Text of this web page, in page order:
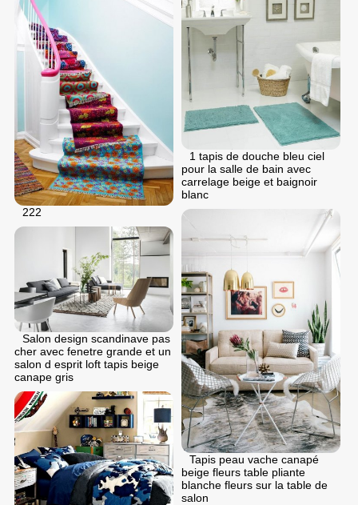
1 tapis de douche bleu ciel
pour la salle de bain avec
carrelage beige et baignoir
blanc
222
Tapis peau vache canapé
beige fleurs table pliante
blanche fleurs sur la table de
salon
Salon design scandinave pas
cher avec fenetre grande et un
salon d esprit loft tapis beige
canape gris